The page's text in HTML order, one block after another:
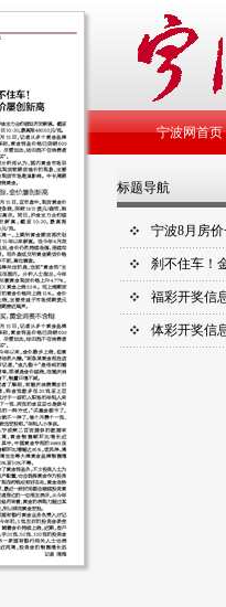
宁波网首页
标题导航
宁波8月房
刹不住车！
福彩开奖信
体彩开奖信